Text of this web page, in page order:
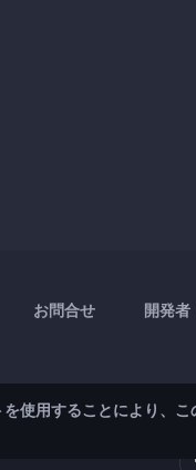
お問合せ 開発者
使用することにより、こ